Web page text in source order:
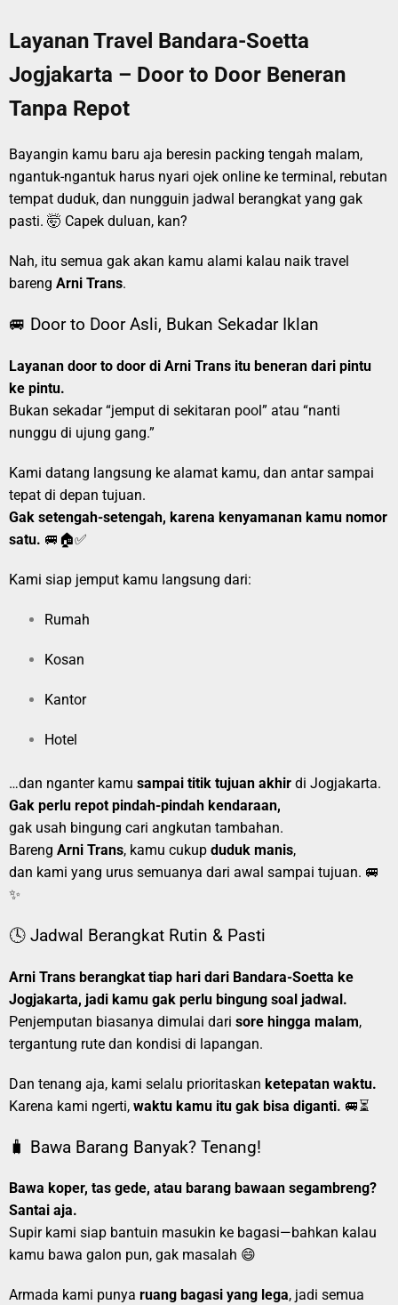
Layanan Travel Bandara-Soetta
Jogjakarta – Door to Door Beneran
Tanpa Repot
Bayangin kamu baru aja beresin packing tengah malam,
ngantuk-ngantuk harus nyari ojek online ke terminal, rebutan
tempat duduk, dan nungguin jadwal berangkat yang gak
pasti. 🤯 Capek duluan, kan?
Nah, itu semua gak akan kamu alami kalau naik travel
bareng Arni Trans.
🚐 Door to Door Asli, Bukan Sekadar Iklan
Layanan door to door di Arni Trans itu beneran dari pintu
ke pintu.
Bukan sekadar “jemput di sekitaran pool” atau “nanti
nunggu di ujung gang.”
Kami datang langsung ke alamat kamu, dan antar sampai
tepat di depan tujuan.
Gak setengah-setengah, karena kenyamanan kamu nomor
satu. 🚐🏠✅
Kami siap jemput kamu langsung dari:
Rumah
Kosan
Kantor
Hotel
…dan nganter kamu sampai titik tujuan akhir di Jogjakarta.
Gak perlu repot pindah-pindah kendaraan,
gak usah bingung cari angkutan tambahan.
Bareng Arni Trans, kamu cukup duduk manis,
dan kami yang urus semuanya dari awal sampai tujuan. 🚐
✨
🕓 Jadwal Berangkat Rutin & Pasti
Arni Trans berangkat tiap hari dari Bandara-Soetta ke
Jogjakarta, jadi kamu gak perlu bingung soal jadwal.
Penjemputan biasanya dimulai dari sore hingga malam,
tergantung rute dan kondisi di lapangan.
Dan tenang aja, kami selalu prioritaskan ketepatan waktu.
Karena kami ngerti, waktu kamu itu gak bisa diganti. 🚐⏳
🧳 Bawa Barang Banyak? Tenang!
Bawa koper, tas gede, atau barang bawaan segambreng?
Santai aja.
Supir kami siap bantuin masukin ke bagasi—bahkan kalau
kamu bawa galon pun, gak masalah 😄
Armada kami punya ruang bagasi yang lega, jadi semua